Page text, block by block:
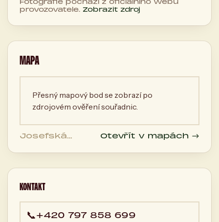
Fotografie pochází z oficiálního webu
provozovatele. Zobrazit zdroj
MAPA
Přesný mapový bod se zobrazí po
zdrojovém ověření souřadnic.
Josefská
Brno, Česká
Otevřít v mapách →
KONTAKT
📞+420 797 858 699